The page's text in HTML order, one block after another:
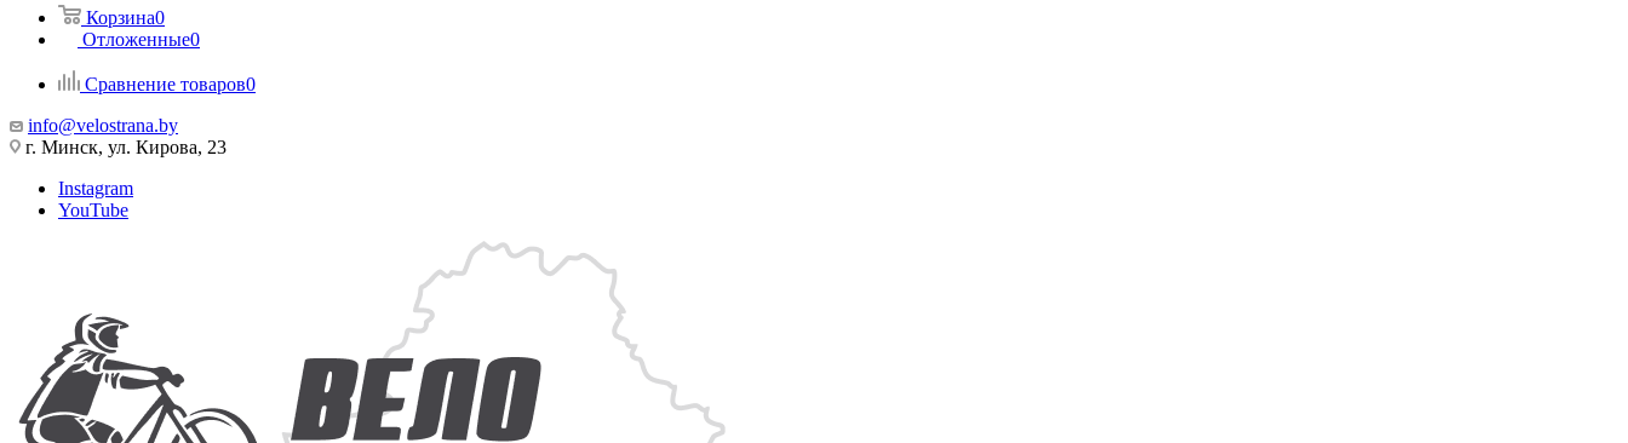
Корзина0
Отложенные0
Сравнение товаров0
info@velostrana.by
г. Минск, ул. Кирова, 23
Instagram
YouTube